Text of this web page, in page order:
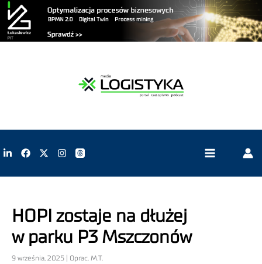
HOPI zostaje na dłużej
w parku P3 Mszczonów
9 września, 2025 | Oprac. M.T.